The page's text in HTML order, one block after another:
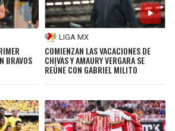
BRAVOS
LIGA MX
COMIENZAN LAS VACACIONES DE
CHIVAS Y AMAURY VERGARA SE
REÚNE CON GABRIEL MILITO